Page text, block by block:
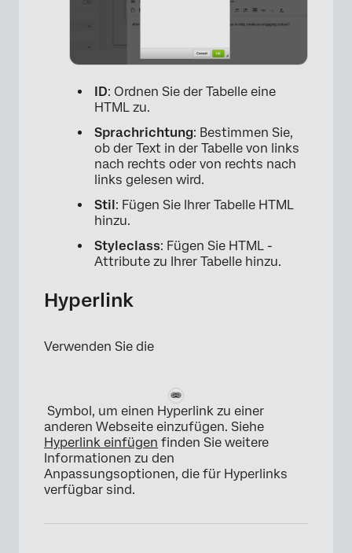
ID: Ordnen Sie der Tabelle eine
HTML zu.
Sprachrichtung: Bestimmen Sie,
ob der Text in der Tabelle von links
nach rechts oder von rechts nach
links gelesen wird.
Stil : Fügen Sie Ihrer Tabelle HTML
hinzu.
Styleclass: Fügen Sie HTML -
Attribute zu Ihrer Tabelle hinzu.
Hyperlink
Verwenden Sie die
Symbol, um einen Hyperlink zu einer
anderen Webseite einzufügen. Siehe
Hyperlink einfügen finden Sie weitere
Informationen zu den
Anpassungsoptionen, die für Hyperlinks
verfügbar sind.